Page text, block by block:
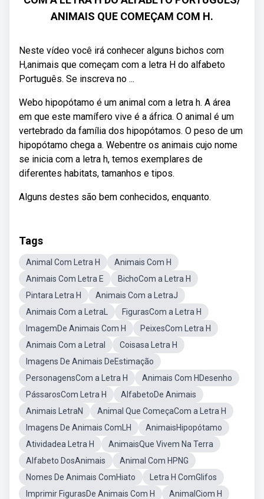
ANIMAIS QUE COMEÇAM COM H.
Neste vídeo você irá conhecer alguns bichos com
H,animais que começam com a letra H do alfabeto
Português. Se inscreva no ...
Webo hipopótamo é um animal com a letra h. A área
em que este mamífero vive é a áfrica. O animal é um
vertebrado da família dos hipopótamos. O peso de um
hipopótamo chega a. Webentre os animais cujo nome
se inicia com a letra h, temos exemplares de
diferentes habitats, tamanhos e tipos.
Alguns destes são bem conhecidos, enquanto.
Tags
Animal Com Letra H
Animais Com H
Animais Com Letra E
BichoCom a Letra H
Pintara Letra H
Animais Com a LetraJ
Animais Com a LetraL
FigurasCom a Letra H
ImagemDe Animais Com H
PeixesCom Letra H
Animais Com a LetraI
Coisasa Letra H
Imagens De Animais DeEstimação
PersonagensCom a Letra H
Animais Com HDesenho
PássarosCom Letra H
AlfabetoDe Animais
Animais LetraN
Animal Que ComeçaCom a Letra H
Imagens De Animais ComLH
AnimaisHipopótamo
Atividadea Letra H
AnimaisQue Vivem Na Terra
Alfabeto DosAnimais
Animal Com HPNG
Nomes De Animais ComHiato
Letra H ComGlifos
Imprimir FigurasDe Animais Com H
AnimalCiom H